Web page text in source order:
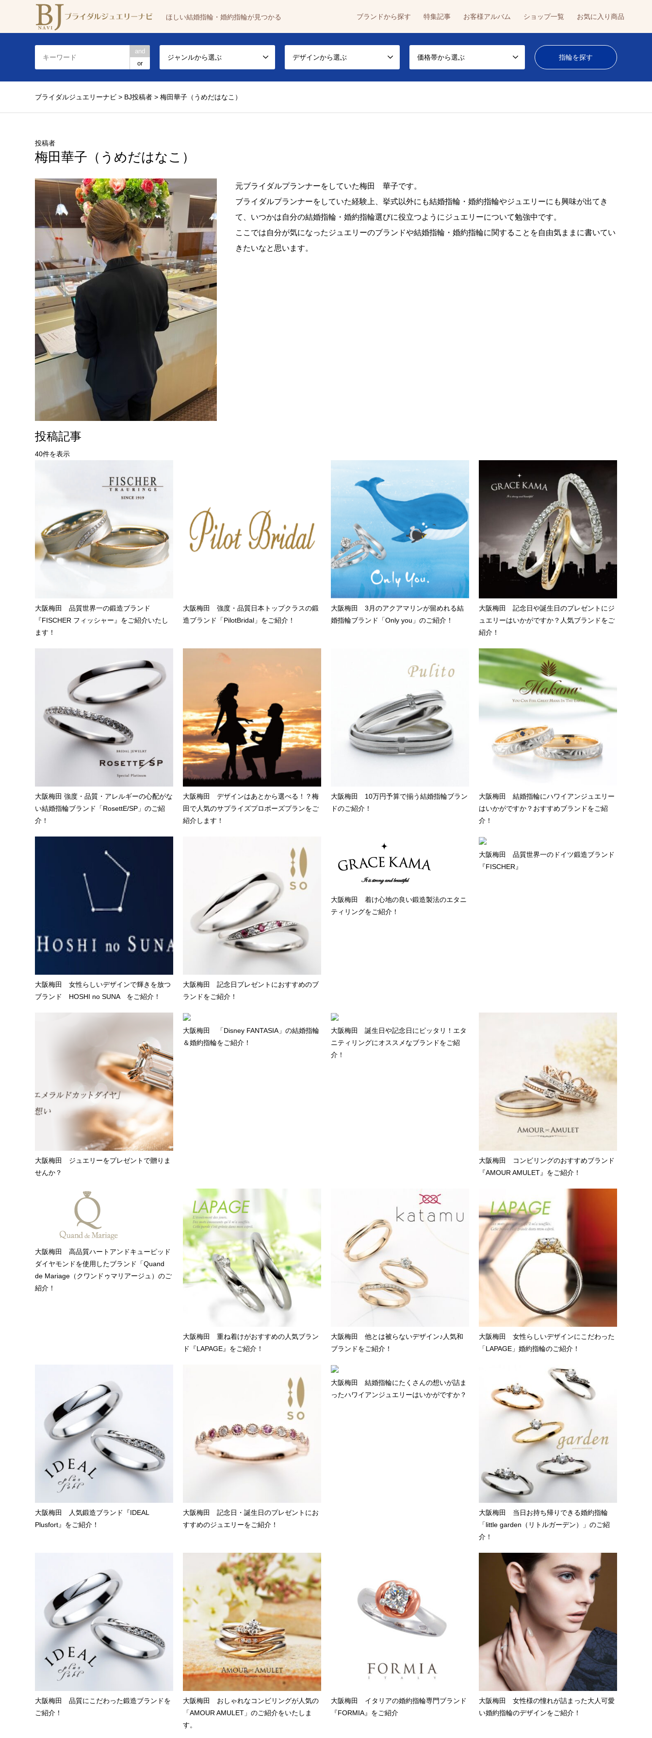
ほしい結婚指輪・婚約指輪が見つかる ブランドから探す 特集記事 お客様アルバム ショップ一覧 お気に入り商品
and
or
ジャンルから選ぶ デザインから選ぶ 価格帯から選ぶ
ブライダルジュエリーナビ > BJ投稿者 > 梅田華子（うめだはなこ）
投稿者
梅田華子（うめだはなこ）
元ブライダルプランナーをしていた梅田 華子です。
ブライダルプランナーをしていた経験上、挙式以外にも結婚指輪・婚約指輪やジュエリーにも興味が出てき
て、いつかは自分の結婚指輪・婚約指輪選びに役立つようにジュエリーについて勉強中です。
ここでは自分が気になったジュエリーのブランドや結婚指輪・婚約指輪に関することを自由気ままに書いてい
きたいなと思います。
投稿記事
40件を表示
大阪梅田 品質世界一の鍛造ブランド
『FISCHER フィッシャー』をご紹介いたし
ます！
大阪梅田 強度・品質日本トップクラスの鍛
造ブランド「PilotBridal」をご紹介！
大阪梅田 3月のアクアマリンが留めれる結
婚指輪ブランド「Only you」のご紹介！
大阪梅田 記念日や誕生日のプレゼントにジ
ュエリーはいかがですか？人気ブランドをご
紹介！
大阪梅田 強度・品質・アレルギーの心配がな
い結婚指輪ブランド「RosettE/SP」のご紹
介！
大阪梅田 デザインはあとから選べる！？梅
田で人気のサプライズプロポーズプランをご
紹介します！
大阪梅田 10万円予算で揃う結婚指輪ブラン
ドのご紹介！
大阪梅田 結婚指輪にハワイアンジュエリー
はいかがですか？おすすめブランドをご紹
介！
大阪梅田 女性らしいデザインで輝きを放つ
ブランド HOSHI no SUNA をご紹介！
大阪梅田 記念日プレゼントにおすすめのブ
ランドをご紹介！
大阪梅田 着け心地の良い鍛造製法のエタニ
ティリングをご紹介！
大阪梅田 品質世界一のドイツ鍛造ブランド
『FISCHER』
大阪梅田 ジュエリーをプレゼントで贈りま
せんか？
大阪梅田 「Disney FANTASIA」の結婚指輪
＆婚約指輪をご紹介！
大阪梅田 誕生日や記念日にピッタリ！エタ
ニティリングにオススメなブランドをご紹
介！
大阪梅田 コンビリングのおすすめブランド
『AMOUR AMULET』をご紹介！
大阪梅田 高品質ハートアンドキューピッド
ダイヤモンドを使用したブランド「Quand
de Mariage（クワンドゥマリアージュ）のご
紹介！
大阪梅田 重ね着けがおすすめの人気ブラン
ド『LAPAGE』をご紹介！
大阪梅田 他とは被らないデザイン♪人気和
ブランドをご紹介！
大阪梅田 女性らしいデザインにこだわった
「LAPAGE」婚約指輪のご紹介！
大阪梅田 人気鍛造ブランド『IDEAL
Plusfort』をご紹介！
大阪梅田 記念日・誕生日のプレゼントにお
すすめのジュエリーをご紹介！
大阪梅田 結婚指輪にたくさんの想いが詰ま
ったハワイアンジュエリーはいかがですか？
大阪梅田 当日お持ち帰りできる婚約指輪
「little garden（リトルガーデン）」のご紹
介！
大阪梅田 品質にこだわった鍛造ブランドを
ご紹介！
大阪梅田 おしゃれなコンビリングが人気の
「AMOUR AMULET」のご紹介をいたしま
す。
大阪梅田 イタリアの婚約指輪専門ブランド
『FORMIA』をご紹介
大阪梅田 女性様の憧れが詰まった大人可愛
い婚約指輪のデザインをご紹介！